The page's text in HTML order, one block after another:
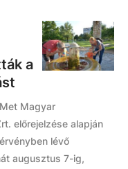
a
Magyar
előrejelzése alapján
lévő
augusztus 7-ig,